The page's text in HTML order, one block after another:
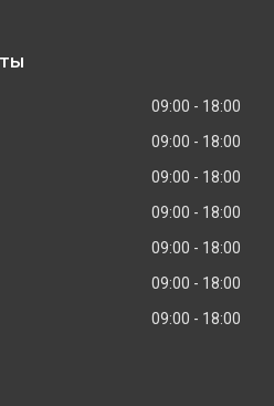
09:00
18:00
09:00
18:00
09:00
18:00
09:00
18:00
09:00
18:00
09:00
18:00
09:00 18:00